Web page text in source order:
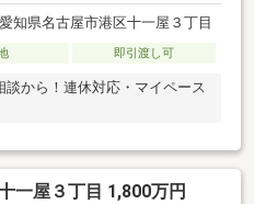
愛知県名古屋市港区十一屋３丁目
即引渡し可
談から！連休対応・マイペース
一屋３丁目 1,800万円